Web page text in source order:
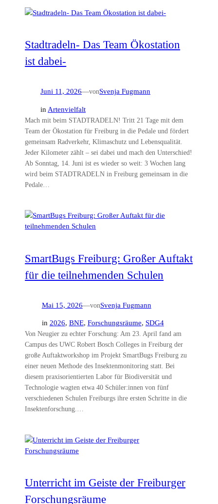
Stadtradeln- Das Team Ökostation
ist dabei-
Juni 11, 2026—vonSvenja Fugmann
in Artenvielfalt
Mach mit beim STADTRADELN! Tritt 21 Tage mit dem
Team der Ökostation für Freiburg in die Pedale und fördert
gemeinsam Radverkehr, Klimaschutz und Lebensqualität.
Jeder Kilometer zählt – sei dabei und mach den Unterschied!
Ab Sonntag, 14. Juni ist es wieder so weit: 3 Wochen lang
wird beim STADTRADELN in Freiburg gemeinsam in die
Pedale…
SmartBugs Freiburg: Großer Auftakt
für die teilnehmenden Schulen
Mai 15, 2026—vonSvenja Fugmann
in 2026, BNE, Forschungsräume, SDG4
Von Neugier zu echter Forschung: Am 23. April fand am
Campus des UWC Robert Bosch Colleges in Freiburg der
große Auftaktworkshop im Projekt SmartBugs Freiburg zu
einer neuen Methode des Insektenmonitoring statt. Bei
diesem praxisorientierten Labor für Biodiversität und
Technologie wagten etwa 40 Schüler:innen von fünf
verschiedenen Schulen Freiburgs ihre ersten Schritte in die
Insektenforschung.…
Unterricht im Geiste der Freiburger
Forschungsräume